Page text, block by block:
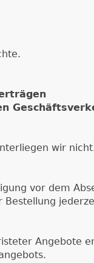
wir
vor dem
Bestellung
Angebote